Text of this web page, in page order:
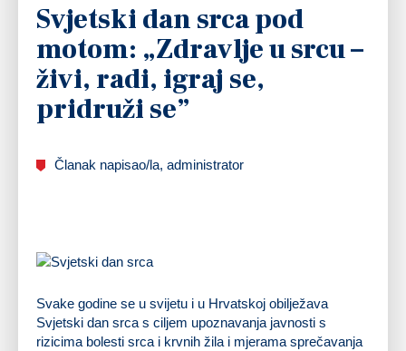
Svjetski dan srca pod
motom: „Zdravlje u srcu –
živi, radi, igraj se,
pridruži se”
Članak napisao/la, administrator
Svake godine se u svijetu i u Hrvatskoj obilježava
Svjetski dan srca s ciljem upoznavanja javnosti s
rizicima bolesti srca i krvnih žila i mjerama sprečavanja